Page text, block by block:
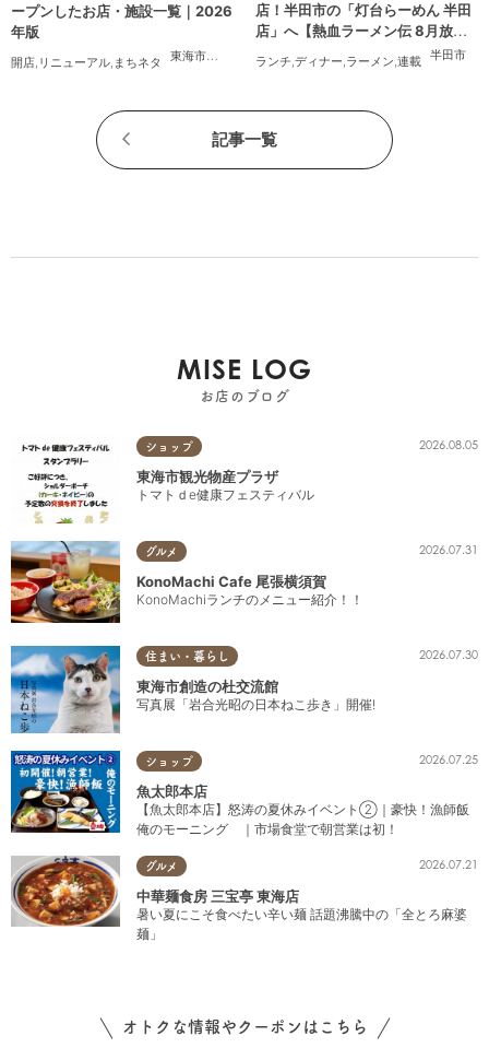
東海市
,大府市 知多市, 東浦町,阿久比町 ,半田市,常滑市,武豊
ープンしたお店・施設一覧｜2026
年版
開店 リニューアル まちネタ 半田市
店！半田市の「灯台らーめん 半田
店」へ【熱血ラーメン伝 8月放
ランチ,ディナー,ラーメン,連載
記事一覧
MISE LOG
お店のブログ
ショップ 2026.08.05
東海市観光物産プラザ
トマトｄe健康フェスティバル
グルメ 2026.07.31
KonoMachi Cafe 尾張横須賀
KonoMachiランチのメニュー紹介！！
住まい・暮らし 2026.07.30
東海市創造の杜交流館
写真展「岩合光昭の日本ねこ歩き」開催!
ショップ 2026.07.25
魚太郎本店
【魚太郎本店】怒涛の夏休みイベント②｜豪快！漁師飯
俺のモーニング ｜市場食堂で朝営業は初！
グルメ 2026.07.21
中華麺食房 三宝亭 東海店
暑い夏にこそ食べたい辛い麺 話題沸騰中の「全とろ麻婆
麺」
オトクな情報やクーポンはこちら